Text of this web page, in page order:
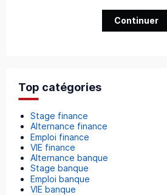
Continuer
Top catégories
Stage finance
Alternance finance
Emploi finance
VIE finance
Alternance banque
Stage banque
Emploi banque
VIE banque